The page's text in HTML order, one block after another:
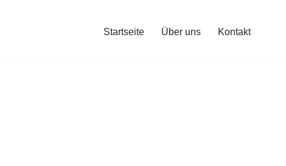
Startseite Über uns Kontakt